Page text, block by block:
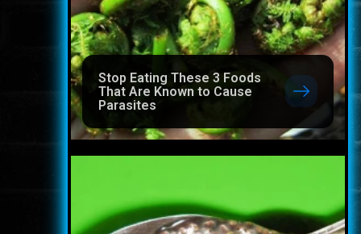
Stop Eating These 3 Foods
That Are Known to Cause
Parasites